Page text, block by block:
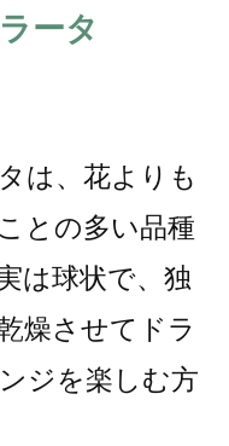
ータ
は、花よりも
との多い品種
は球状で、独
燥させてドラ
ジを楽しむ方